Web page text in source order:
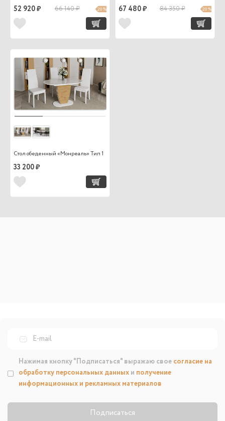
52 920 ₽ 66 140 ₽ 20 % 67 480 ₽ 84 350 ₽ 20 %
Стол обеденный «Монреаль» Тип 1
33 200 ₽
Подписаться
Нажимая кнопку "Подписаться" выражаю свое согласие на
обработку персональных данных и получение
информационных и рекламных материалов